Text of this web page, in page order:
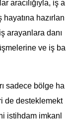
aracılığıyla, iş a
hazırlan
arayanlara danı
ve iş ba
sadece bölge ha
de desteklemekt
istihdam imkanl